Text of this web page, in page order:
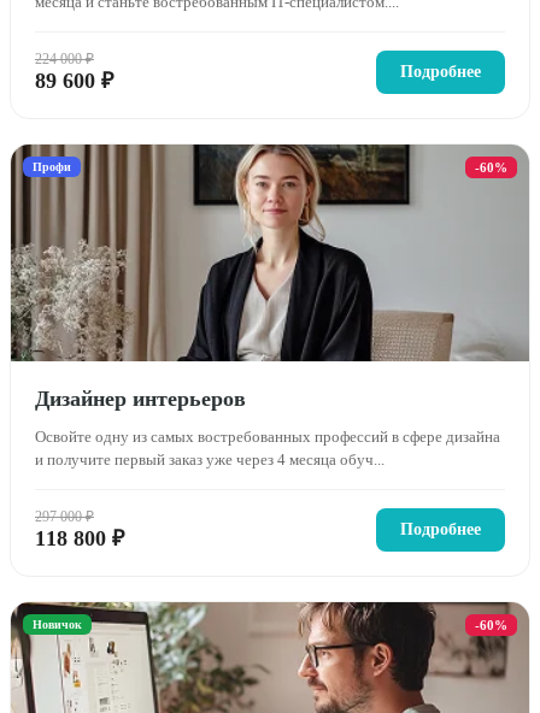
224 000 ₽
89 600 ₽ Подробнее
-60%
Профи
Дизайнер интерьеров
Освойте одну из самых востребованных профессий в сфере дизайна
и получите первый заказ уже через 4 месяца обуч...
297 000 ₽
118 800 ₽ Подробнее
-60%
Новичок